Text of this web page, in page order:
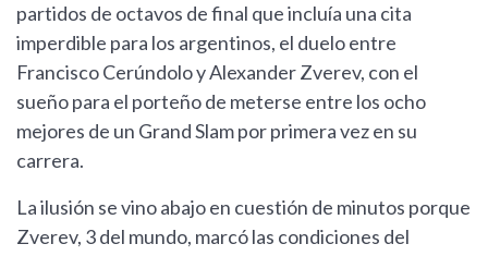
partidos de octavos de final que incluía una cita
imperdible para los argentinos, el duelo entre
Francisco Cerúndolo y Alexander Zverev, con el
sueño para el porteño de meterse entre los ocho
mejores de un Grand Slam por primera vez en su
carrera.
La ilusión se vino abajo en cuestión de minutos porque
Zverev, 3 del mundo, marcó las condiciones del